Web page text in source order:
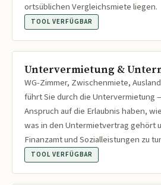
ortsüblichen Vergleichsmiete liegen.
TOOL VERFÜGBAR
Untervermietung &
WG-Zimmer, Zwischenmiete,
führt Sie durch die Untervermietung
Anspruch auf die Erlaubnis haben,
was in den Untermietvertrag gehört
Finanzamt und Sozialleistungen zu
TOOL VERFÜGBAR